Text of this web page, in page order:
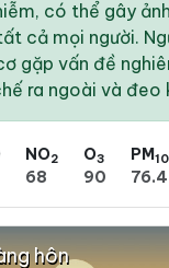
có thể gây
cả mọi người.
gặp vấn đề
ra ngoài và đeo
NO2
68
O3
90
PM10
76.4
hôn